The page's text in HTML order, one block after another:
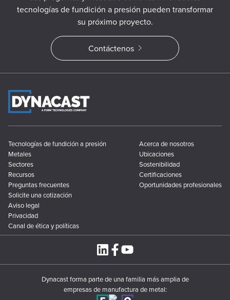
tecnologías de fundición a presión pueden transformar
su próximo proyecto.
Contáctenos
Tecnologías de fundición a presión
Metales
Sectores
Recursos
Preguntas frecuentes
Acerca de nosotros
Ubicaciones
Sostenibilidad
Certificaciones
Oportunidades profesionales
Solicite una cotización
Aviso legal
Privacidad
Canal de ética y políticas
Dynacast forma parte de una familia más amplia de
empresas de manufactura de metal: